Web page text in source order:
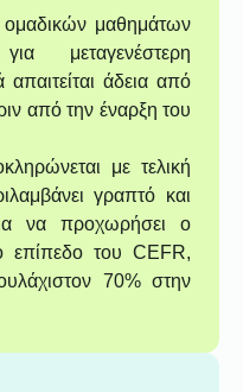
μαθημάτων
μεταγενέστερη
άδεια από
από την έναρξη του
με τελική
γραπτό και
να προχωρήσει ο
επίπεδο του CEFR,
70% στην